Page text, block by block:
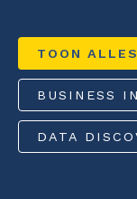
Software-as-
Data
Dataplatform
Interim
OVER
TOON ALLES
BUSINESS
DATA